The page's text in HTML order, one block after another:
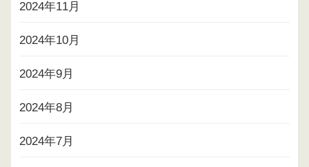
2024年11月
2024年10月
2024年9月
2024年8月
2024年7月